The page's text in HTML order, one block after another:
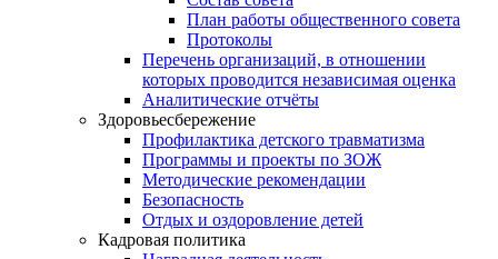
План работы общественного совета
Протоколы
Перечень организаций, в отношении
которых проводится независимая оценка
Аналитические отчёты
Здоровьесбережение
Профилактика детского травматизма
Программы и проекты по ЗОЖ
Методические рекомендации
Безопасность
Отдых и оздоровление детей
Кадровая политика